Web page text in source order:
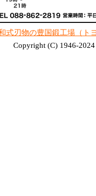
式刃物の豊国鍛工場（ト
Copyright (C) 1946-